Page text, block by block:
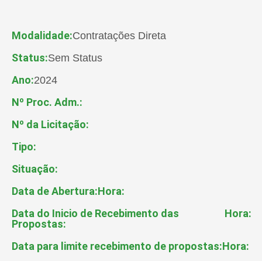
Modalidade:Contratações Direta
Status:Sem Status
Ano:2024
Nº Proc. Adm.:
Nº da Licitação:
Tipo:
Situação:
Data de Abertura:Hora:
Data do Inicio de Recebimento das
Propostas:
Hora:
Data para limite recebimento de propostas:Hora: